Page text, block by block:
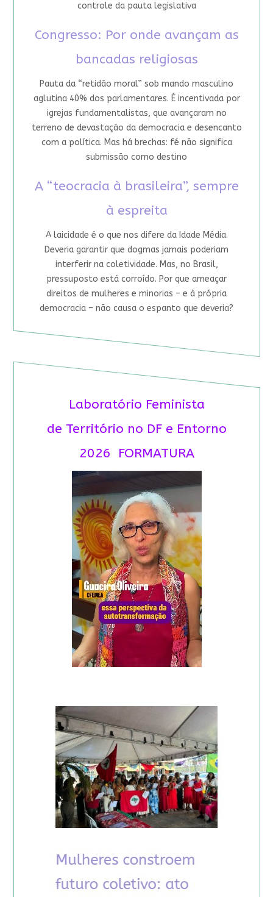
controle da pauta legislativa
Congresso: Por onde avançam as
bancadas religiosas
Pauta da “retidão moral” sob mando masculino
aglutina 40% dos parlamentares. É incentivada por
igrejas fundamentalistas, que avançaram no
terreno de devastação da democracia e desencanto
com a política. Mas há brechas: fé não significa
submissão como destino
A “teocracia à brasileira”, sempre
à espreita
A laicidade é o que nos difere da Idade Média.
Deveria garantir que dogmas jamais poderiam
interferir na coletividade. Mas, no Brasil,
pressuposto está corroído. Por que ameaçar
direitos de mulheres e minorias – e à própria
democracia – não causa o espanto que deveria?
Laboratório Feminista
de Território no DF e Entorno
2026 FORMATURA